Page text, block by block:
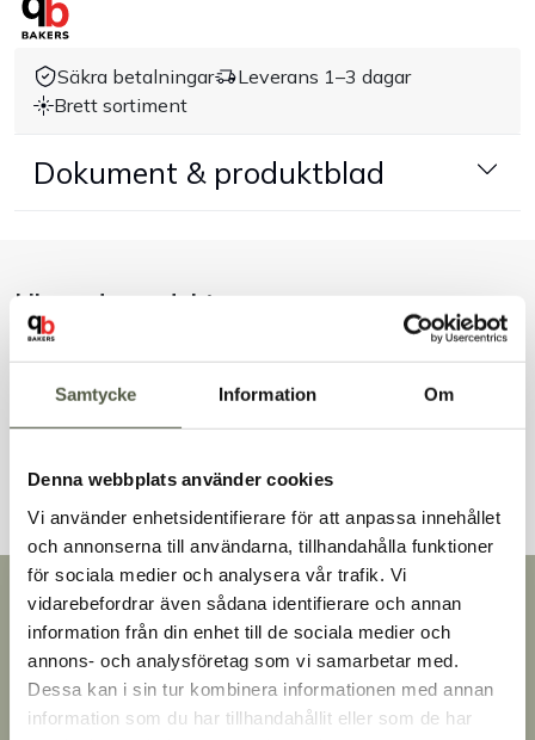
Samtycke Information Om
Denna webbplats använder cookies
Vi använder enhetsidentifierare för att anpassa innehållet
och annonserna till användarna, tillhandahålla funktioner
för sociala medier och analysera vår trafik. Vi
vidarebefordrar även sådana identifierare och annan
information från din enhet till de sociala medier och
annons- och analysföretag som vi samarbetar med.
Dessa kan i sin tur kombinera informationen med annan
information som du har tillhandahållit eller som de har
Handla efter bransch
Varumärken
Outlet
Kundtjänst
Kontakt
Säkra betalningar
Leverans 1–3 dagar
Brett sortiment
Dokument & produktblad
Liknande produkter
Andra kunder tittade även på
Snabb leverans
Leverans inom 3-5 arbetsdagar.
Brett sortiment
Över 30 000 produkter
Egen produktion
Välkommen till Bakers!
Handlar du som företag eller privatperson?
Fortsätt som privatperson